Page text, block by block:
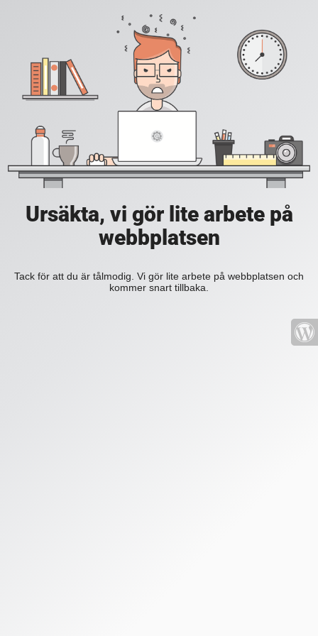
Ursäkta, vi gör lite arbete på
webbplatsen
Tack för att du är tålmodig. Vi gör lite arbete på webbplatsen och
kommer snart tillbaka.